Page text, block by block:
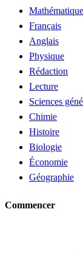
Français
Anglais
Physique
Rédaction
Lecture
Sciences
Chimie
Histoire
Biologie
Économie
Géographie
Commencer